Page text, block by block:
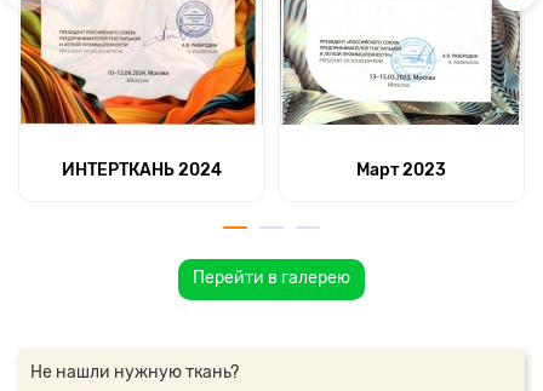
ИНТЕРТКАНЬ 2024 Март 2023
Перейти в галерею
Не нашли нужную ткань?